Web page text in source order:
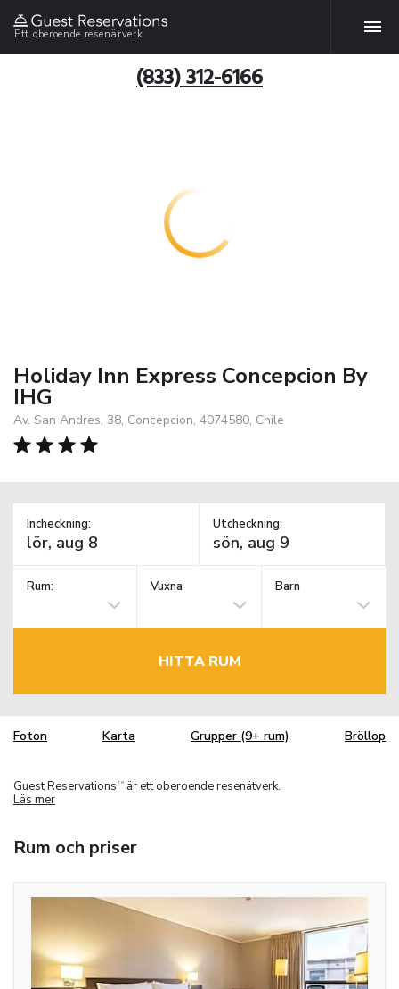
Ett oberoende resenärverk
(833) 312-6166
Holiday Inn Express Concepcion By
IHG
Av. San Andres, 38, Concepcion, 4074580, Chile
Incheckning: Utcheckning:
Rum: Vuxna Barn
HITTA RUM
Foton Karta Grupper (9+ rum) Bröllop
Guest Reservations TM
är ett oberoende resenätverk.
Läs mer
Rum och priser